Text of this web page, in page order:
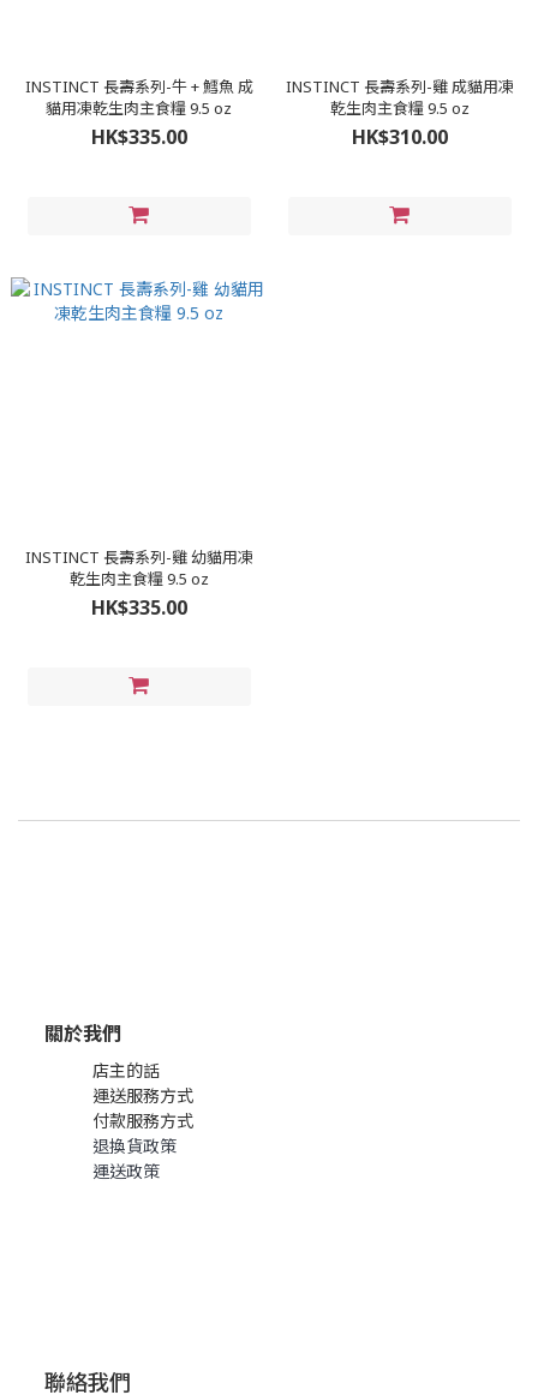
INSTINCT 長壽系列-牛 + 鱈魚 成
貓用凍乾生肉主食糧 9.5 oz
HK$335.00
INSTINCT 長壽系列-雞 成貓用凍
乾生肉主食糧 9.5 oz
HK$310.00
INSTINCT 長壽系列-雞 幼貓用凍
乾生肉主食糧 9.5 oz
HK$335.00
關於我們
店主的話
運送服務方式
付款服務方式
退換貨政策
運送政策
聯絡我們